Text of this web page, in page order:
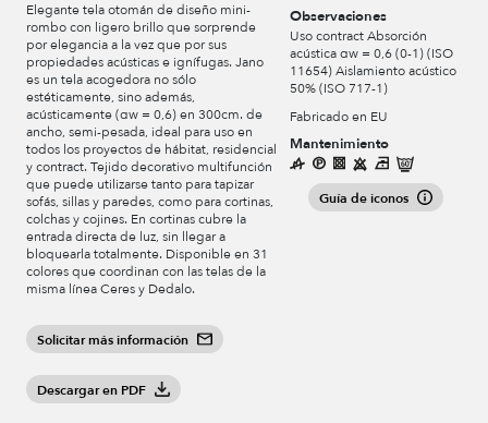
Elegante tela otomán de diseño mini-
rombo con ligero brillo que sorprende
por elegancia a la vez que por sus
propiedades acústicas e ignífugas. Jano
es un tela acogedora no sólo
estéticamente, sino además,
acústicamente (αw = 0,6) en 300cm. de
ancho, semi-pesada, ideal para uso en
todos los proyectos de hábitat, residencial
y contract. Tejido decorativo multifunción
que puede utilizarse tanto para tapizar
sofás, sillas y paredes, como para cortinas,
colchas y cojines. En cortinas cubre la
entrada directa de luz, sin llegar a
bloquearla totalmente. Disponible en 31
colores que coordinan con las telas de la
misma línea Ceres y Dedalo.
Solicitar más información
Descargar en PDF
Observaciones
Uso contract Absorción
acústica αw = 0,6 (0-1) (ISO
11654) Aislamiento acústico
50% (ISO 717-1)
Fabricado en EU
Mantenimiento
Guía de iconos